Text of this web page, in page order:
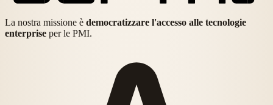
La nostra missione è democratizzare l'accesso alle tecnologie
enterprise per le PMI.